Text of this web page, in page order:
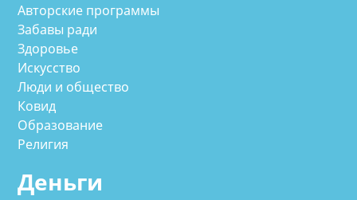
Авторские программы
Забавы ради
Здоровье
Искусство
Люди и общество
Ковид
Образование
Религия
Деньги